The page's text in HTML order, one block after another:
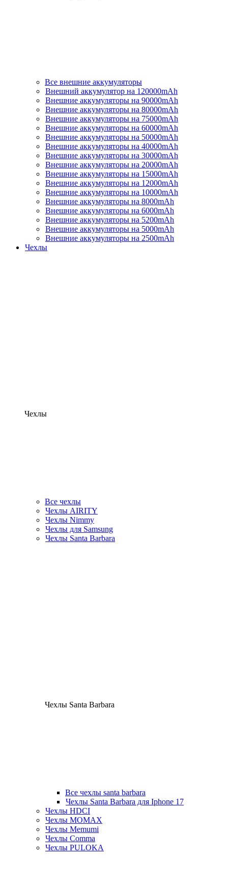
Все внешние аккумуляторы
Внешний аккумулятор на 120000mAh
Внешние аккумуляторы на 90000mAh
Внешние аккумуляторы на 80000mAh
Внешние аккумуляторы на 75000mAh
Внешние аккумуляторы на 60000mAh
Внешние аккумуляторы на 50000mAh
Внешние аккумуляторы на 40000mAh
Внешние аккумуляторы на 30000mAh
Внешние аккумуляторы на 20000mAh
Внешние аккумуляторы на 15000mAh
Внешние аккумуляторы на 12000mAh
Внешние аккумуляторы на 10000mAh
Внешние аккумуляторы на 8000mAh
Внешние аккумуляторы на 6000mAh
Внешние аккумуляторы на 5200mAh
Внешние аккумуляторы на 5000mAh
Внешние аккумуляторы на 2500mAh
Чехлы
Чехлы
Все чехлы
Чехлы AIRITY
Чехлы Nimmy
Чехлы для Samsung
Чехлы Santa Barbara
Чехлы Santa Barbara
Все чехлы santa barbara
Чехлы Santa Barbara для Iphone 17
Чехлы HDCI
Чехлы MOMAX
Чехлы Memumi
Чехлы Comma
Чехлы PULOKA